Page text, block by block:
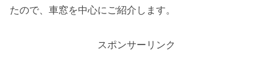
たので、車窓を中心にご紹介します。
スポンサーリンク